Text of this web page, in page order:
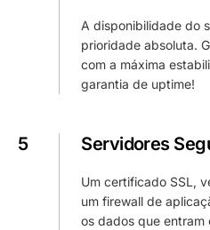
A disponibilidade do
prioridade absoluta.
com a máxima
garantia de uptime!
5 Servidores
Um certificado SSL,
um firewall de
os dados que